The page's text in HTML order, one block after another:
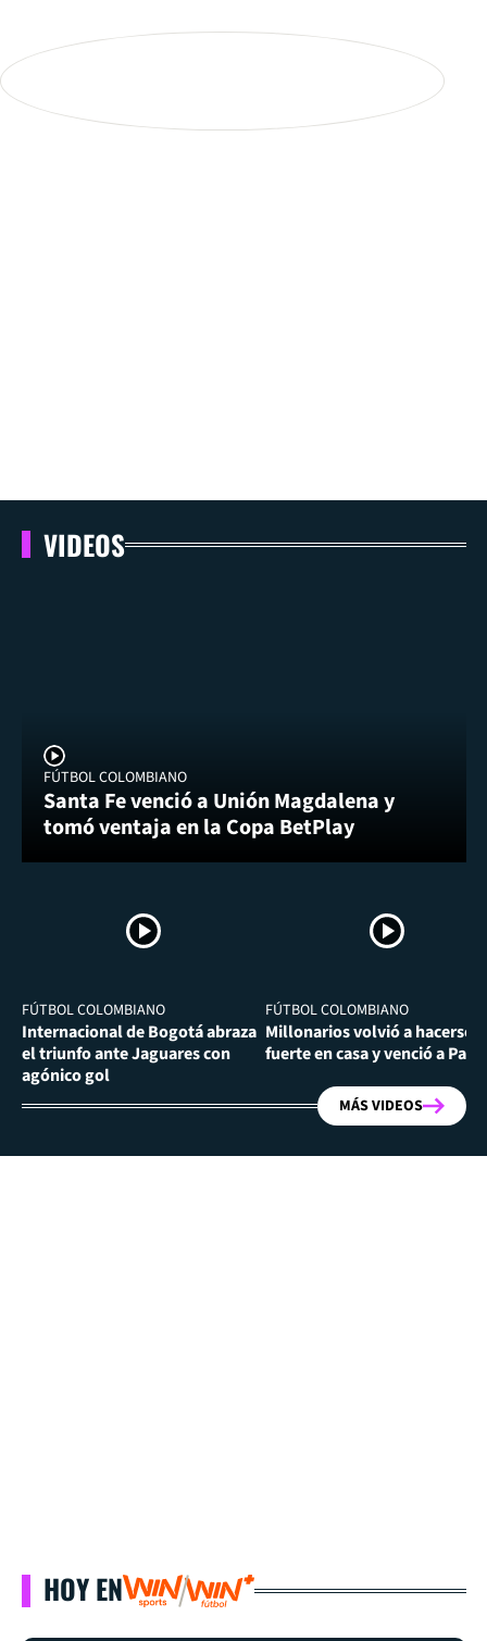
VIDEOS
FÚTBOL COLOMBIANO
Santa Fe venció a Unión Magdalena y
tomó ventaja en la Copa BetPlay
FÚTBOL COLOMBIANO
Internacional de Bogotá abraza
el triunfo ante Jaguares con
agónico gol
FÚTBOL COLOMBIANO
Millonarios volvió a hacerse
fuerte en casa y venció a
MÁS VIDEOS
HOY EN